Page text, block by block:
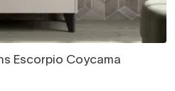
Escorpio Coycama